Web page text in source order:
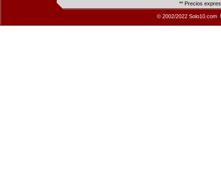
** Precios
© 2002/2022 Solo10.com